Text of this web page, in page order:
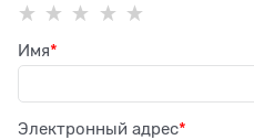
Имя
Электронный адрес